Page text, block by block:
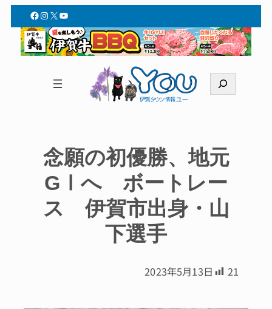
Facebook
Instagram
X YouTube
索
念願の初優勝、地元
GⅠへ ボートレー
ス 伊賀市出身・山
下選手
2023年5月13日 21